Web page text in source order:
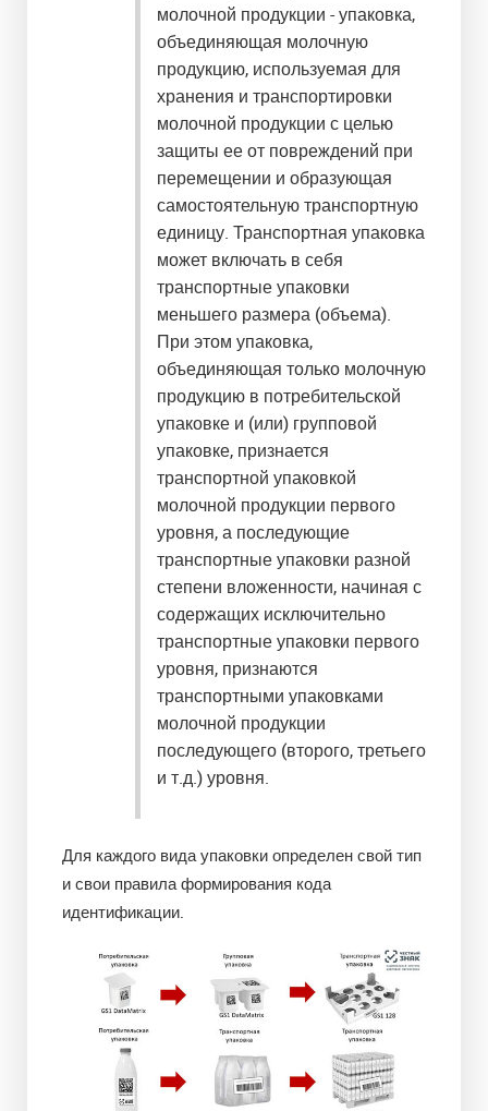
молочной продукции - упаковка,
объединяющая молочную
продукцию, используемая для
хранения и транспортировки
молочной продукции с целью
защиты ее от повреждений при
перемещении и образующая
самостоятельную транспортную
единицу. Транспортная упаковка
может включать в себя
транспортные упаковки
меньшего размера (объема).
При этом упаковка,
объединяющая только молочную
продукцию в потребительской
упаковке и (или) групповой
упаковке, признается
транспортной упаковкой
молочной продукции первого
уровня, а последующие
транспортные упаковки разной
степени вложенности, начиная с
содержащих исключительно
транспортные упаковки первого
уровня, признаются
транспортными упаковками
молочной продукции
последующего (второго, третьего
и т.д.) уровня.
Для каждого вида упаковки определен свой тип
и свои правила формирования кода
идентификации.